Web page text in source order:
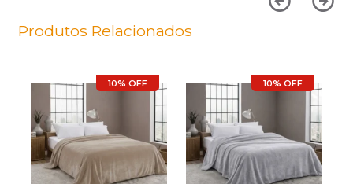
Produtos Relacionados
10% OFF 10% OFF